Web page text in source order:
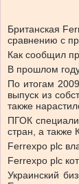
Британская
сравнению с
Как сообщил
В прошлом
По итогам
выпуск из
также
ПГОК
стран, а также
Ferrеxpo plc
Ferrexpo plc
Украинский